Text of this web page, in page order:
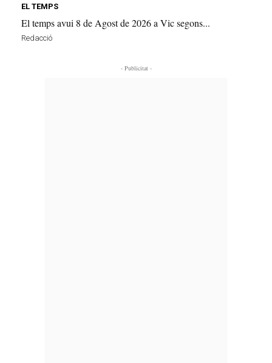
EL TEMPS
El temps avui 8 de Agost de 2026 a Vic segons...
Redacció
- Publicitat -